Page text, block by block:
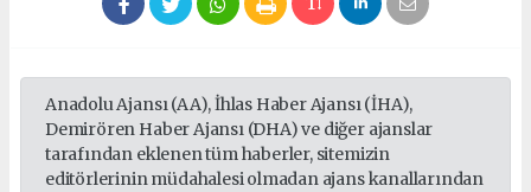
Anadolu Ajansı (AA), İhlas Haber Ajansı (İHA),
Demirören Haber Ajansı (DHA) ve diğer ajanslar
tarafından eklenen tüm haberler, sitemizin
editörlerinin müdahalesi olmadan ajans kanallarından